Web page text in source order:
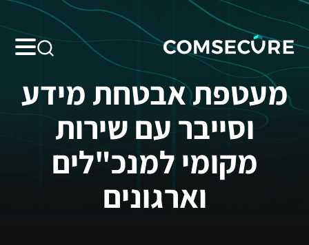
מעטפת אבטחת מידע
וסייבר עם שירות
מקומי למנכ"לים
וארגונים